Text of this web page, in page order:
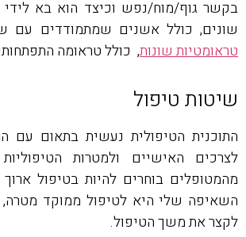
בקשר גוף/מוח/נפש וכיצד הוא בא
שונים, כולל אשנים שמתמודדים עם
טראומטיות שונות, כולל טראומה
שיטות טיפול
התוכנית הטיפולית נעשית בתאום עם
לצרכים האישיים ולמטרות
מהמטופלים בוחרים להיות בטיפול
השאיפה שלי היא לטיפול ממוקד
לקצר את משך הטיפול.